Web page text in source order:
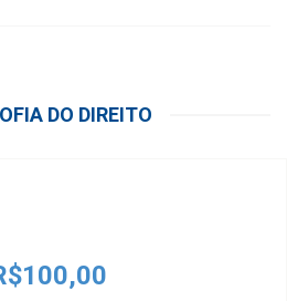
DO DIREITO